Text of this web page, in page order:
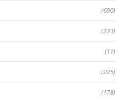
(690)
(223)
(11)
(225)
(178)